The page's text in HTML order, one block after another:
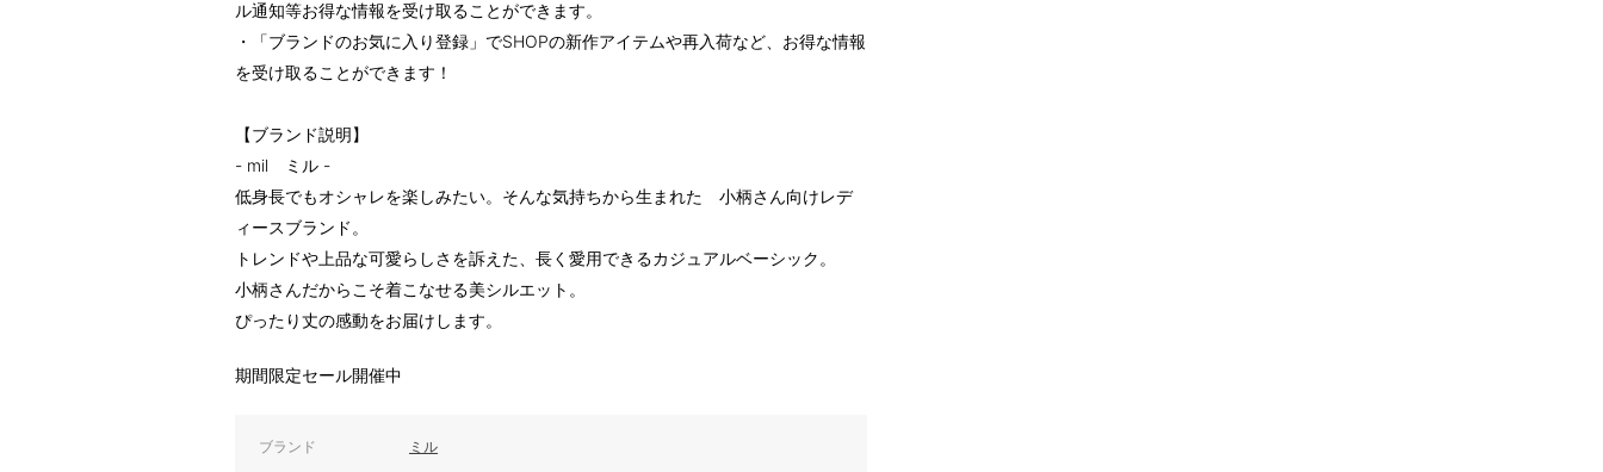
ル通知等お得な情報を受け取ることができます。
・「ブランドのお気に入り登録」でSHOPの新作アイテムや再入荷など、お得な情報
を受け取ることができます！
【ブランド説明】
- mil ミル -
低身長でもオシャレを楽しみたい。そんな気持ちから生まれた 小柄さん向けレデ
ィースブランド。
トレンドや上品な可愛らしさを訴えた、長く愛用できるカジュアルベーシック。
小柄さんだからこそ着こなせる美シルエット。
ぴったり丈の感動をお届けします。
期間限定セール開催中
ブランド ミル